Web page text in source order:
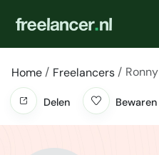
Home Freelancers Ronny
Delen Bewaren